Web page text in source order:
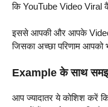
कि YouTube Video Viral
इससे आपकी और आपके Video
जिसका अच्छा परिणाम आपको
Example के साथ
आप ज्यादातर ये कोशिश करें